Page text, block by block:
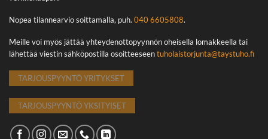
Nopea tilannearvio soittamalla, puh. 040 6605808.
Meille voi myös jättää yhteydenottopyynnön oheisella lomakkeella tai
lähettää viestin sähköpostilla osoitteeseentuholaistorjunta@taystuho.fi
TARJOUSPYYNTÖ YRITYKSET
TARJOUSPYYNTÖ YKSITYISET